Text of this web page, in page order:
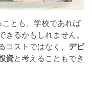
とも、学校であれば
きるかもしれません。
コストではなく、 デビ
資と考えることもでき